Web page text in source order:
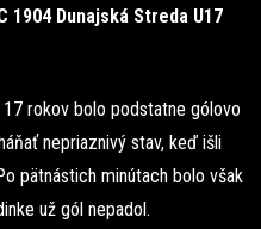
1904 Dunajská Streda U17
rokov bolo podstatne gólovo
nepriaznivý stav, keď išli
pätnástich minútach bolo však
už gól nepadol.